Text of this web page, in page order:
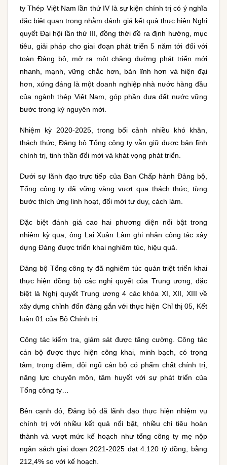
ty Thép Việt Nam lần thứ IV là sự kiện chính trị có ý nghĩa
đặc biệt quan trọng nhằm đánh giá kết quả thực hiện Nghị
quyết Đại hội lần thứ III, đồng thời đề ra định hướng, mục
tiêu, giải pháp cho giai đoạn phát triển 5 năm tới đối với
toàn Đảng bộ, mở ra một chặng đường phát triển mới
nhanh, mạnh, vững chắc hơn, bản lĩnh hơn và hiện đại
hơn, xứng đáng là một doanh nghiệp nhà nước hàng đầu
của ngành thép Việt Nam, góp phần đưa đất nước vững
bước trong kỷ nguyên mới.
Nhiệm kỳ 2020-2025, trong bối cảnh nhiều khó khăn,
thách thức, Đảng bộ Tổng công ty vẫn giữ được bản lĩnh
chính trị, tinh thần đổi mới và khát vọng phát triển.
Dưới sự lãnh đạo trực tiếp của Ban Chấp hành Đảng bộ,
Tổng công ty đã vững vàng vượt qua thách thức, từng
bước thích ứng linh hoạt, đổi mới tư duy, cách làm.
Đặc biệt đánh giá cao hai phương diện nổi bật trong
nhiệm kỳ qua, ông Lại Xuân Lâm ghi nhận công tác xây
dựng Đảng được triển khai nghiêm túc, hiệu quả.
Đảng bộ Tổng công ty đã nghiêm túc quán triệt triển khai
thực hiện đồng bộ các nghị quyết của Trung ương, đặc
biệt là Nghị quyết Trung ương 4 các khóa XI, XII, XIII về
xây dựng chỉnh đốn đảng gắn với thực hiện Chỉ thị 05, Kết
luận 01 của Bộ Chính trị.
Công tác kiểm tra, giám sát được tăng cường. Công tác
cán bộ được thực hiện công khai, minh bạch, có trọng
tâm, trọng điểm, đội ngũ cán bộ có phẩm chất chính trị,
năng lực chuyên môn, tâm huyết với sự phát triển của
Tổng công ty…
Bên cạnh đó, Đảng bộ đã lãnh đạo thực hiện nhiệm vụ
chính trị với nhiều kết quả nổi bật, nhiều chỉ tiêu hoàn
thành và vượt mức kế hoạch như tổng công ty mẹ nộp
ngân sách giai đoạn 2021-2025 đạt 4.120 tỷ đồng, bằng
212,4% so với kế hoạch.